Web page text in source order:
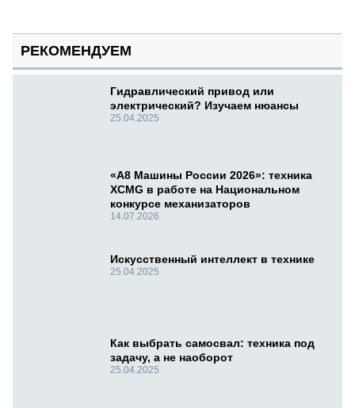
РЕКОМЕНДУЕМ
Гидравлический привод или
электрический? Изучаем нюансы
25.04.2025
«А8 Машины России 2026»: техника
XCMG в работе на Национальном
конкурсе механизаторов
14.07.2026
Искусственный интеллект в технике
25.04.2025
Как выбрать самосвал: техника под
задачу, а не наоборот
25.04.2025